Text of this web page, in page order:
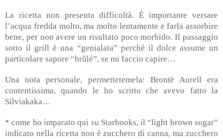
La ricetta non presenta difficoltà. È importante versare
l’acqua fredda molto, ma molto lentamente e farla assorbire
bene, per non avere un risultato poco morbido. Il passaggio
sotto il grill è una “genialata” perché il dolce assume un
particolare sapore “brûlé”, se mi faccio capire…
Una nota personale, permettetemela: Brontë Aurell era
contentissima, quando le ho scritto che avevo fatto la
Silviakaka…
* come ho imparato qui su Starbooks, il “light brown sugar”
indicato nella ricetta non è zucchero di canna, ma zucchero